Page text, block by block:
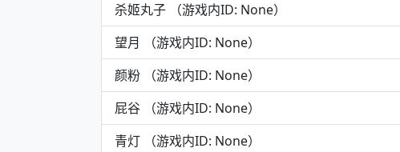
杀姬丸子 （游戏内ID: None）
望月 （游戏内ID: None）
颜粉 （游戏内ID: None）
屁谷 （游戏内ID: None）
青灯 （游戏内ID: None）